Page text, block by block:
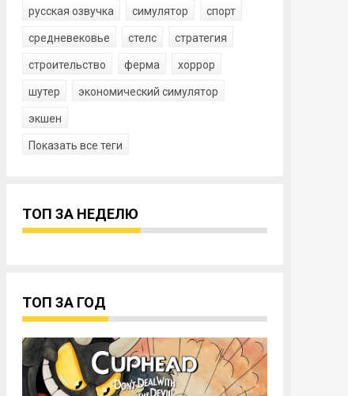
русская озвучка симулятор спорт
средневековье стелс стратегия
строительство ферма хоррор
шутер экономический симулятор
экшен
Показать все теги
ТОП ЗА НЕДЕЛЮ
ТОП ЗА ГОД